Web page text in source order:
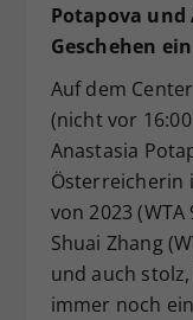
Potapova und
Geschehen ein
Auf dem
(nicht vor
Anastasia
Österreicherin
von 2023
Shuai Zhang
und auch
immer noch